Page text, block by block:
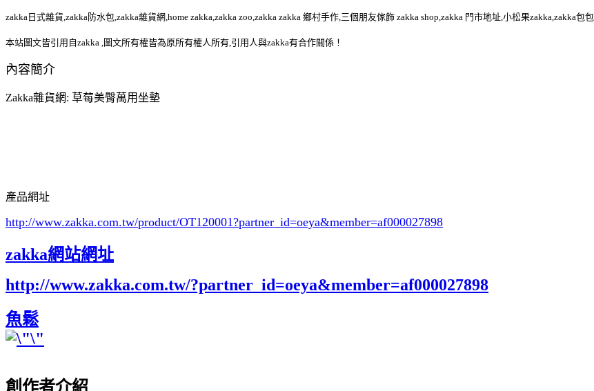
zakka日式雜貨,zakka防水包,zakka雜貨網,home zakka,zakka zoo,zakka zakka 鄉村手作,三個朋友傢飾 zakka shop,zakka 門市地址,小松果zakka,zakka包包
本站圖文皆引用自zakka ,圖文所有權皆為原所有權人所有,引用人與zakka有合作關係！
內容簡介
Zakka雜貨網: 草莓美臀萬用坐墊
產品網址
http://www.zakka.com.tw/product/OT120001 ?partner_id=oeya&member=af000027898
zakka網站網址
http://www.zakka.com.tw/?partner_id=oeya&member=af000027898
魚鬆
創作者介紹